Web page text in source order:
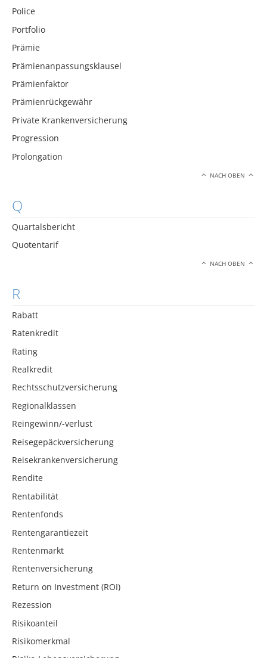
Police
Portfolio
Prämie
Prämienanpassungsklausel
Prämienfaktor
Prämienrückgewähr
Private Krankenversicherung
Progression
Prolongation
NACH OBEN
Q
Quartalsbericht
Quotentarif
NACH OBEN
R
Rabatt
Ratenkredit
Rating
Realkredit
Rechtsschutzversicherung
Regionalklassen
Reingewinn/-verlust
Reisegepäckversicherung
Reisekrankenversicherung
Rendite
Rentabilität
Rentenfonds
Rentengarantiezeit
Rentenmarkt
Rentenversicherung
Return on Investment (ROI)
Rezession
Risikoanteil
Risikomerkmal